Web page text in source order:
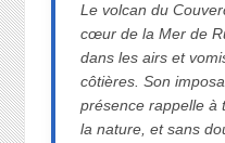
Le volcan du
cœur de la Mer de
dans les airs et
côtières. Son
présence rappelle à
la nature, et sans